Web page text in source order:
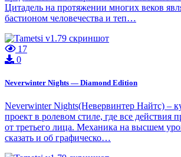
Цитадель на протяжении многих веков
бастионом человечества и теп…
17
0
Neverwinter Nights — Diamond Edition
Neverwinter Nights(Невервинтер Найтс) –
проект в ролевом стиле, где все действия
от третьего лица. Механика на высшем
сказать и об графическо…